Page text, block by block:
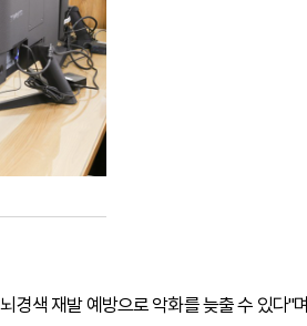
경색 재발 예방으로 악화를 늦출 수 있다"며